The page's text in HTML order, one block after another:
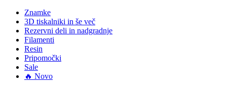
Znamke
3D tiskalniki in še več
Rezervni deli in nadgradnje
Filamenti
Resin
Pripomočki
Sale
🔥 Novo